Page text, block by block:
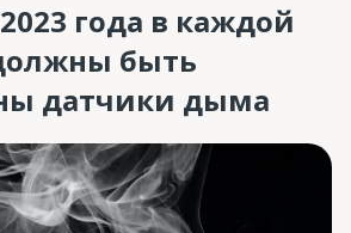
года в каждой
быть
датчики дыма